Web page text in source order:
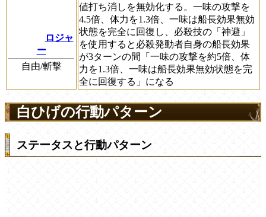
ロジャ
ー
自由/斬撃
値打ち消しを無効化する。一味の攻撃を
4.5倍、体力を1.3倍、一味は船長効果無効
状態を完全に回復し、必殺技の「神避」
を使用すると必殺発動者自身の船長効果
が3ターンの間「一味の攻撃を約5倍、体
力を1.3倍、一味は船長効果無効状態を完
全に回復する」になる
白ひげの行動パターン
ステータスと行動パターン